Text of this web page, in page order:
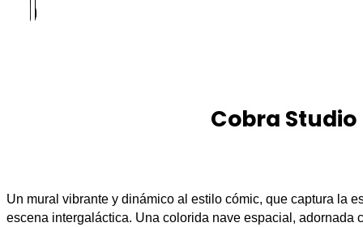
Cobra Studio
Un mural vibrante y dinámico al estilo cómic, que captura la
escena intergaláctica. Una colorida nave espacial, adornada